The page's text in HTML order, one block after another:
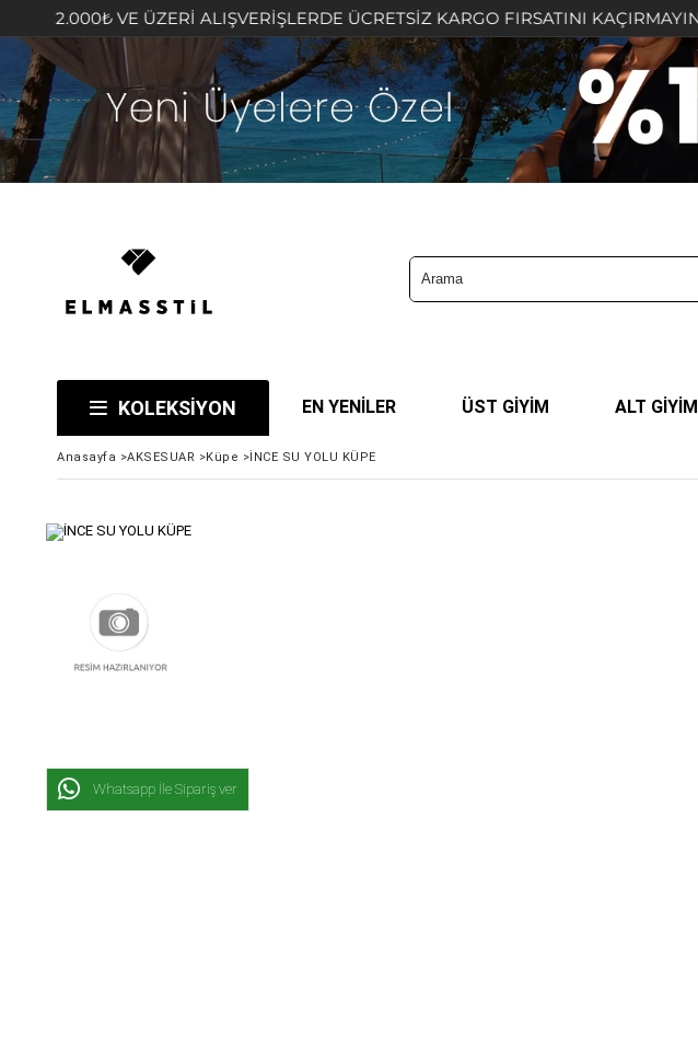
ÜZERİ ALIŞVERİŞLERDE ÜCRETSİZ KARGO FIRSATINI KAÇIRMAYIN! 🤍
KOLEKSİYON EN YENİLER ÜST GİYİM ALT GİYİM
Anasayfa >AKSESUAR >Küpe >İNCE SU YOLU KÜPE
Whatsapp İle Sipariş ver